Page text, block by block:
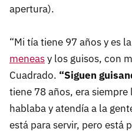
apertura).
“Mi tía tiene 97 años y es
meneasy los guisos, con
Cuadrado. “Siguen
tiene 78 años, era
hablaba y atendía a la
está para servir, pero está